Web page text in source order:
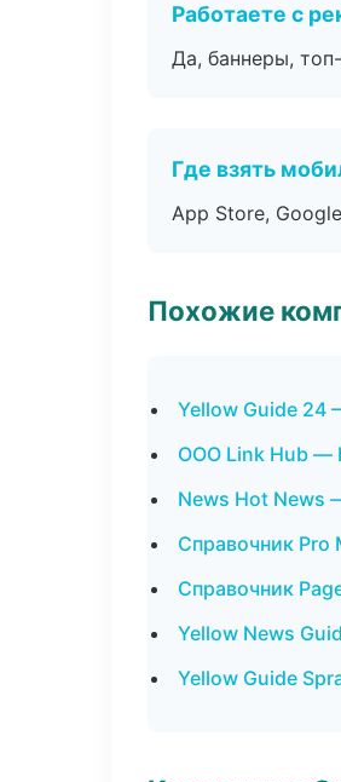
Работаете с
Да, баннеры,
Где взять
App Store,
Похожие
Yellow Guide 24
ООО Link Hub —
News Hot News
Справочник
Справочник
Yellow News
Yellow Guide